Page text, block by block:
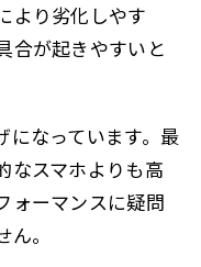
より劣化しやす
合が起きやすいと
になっています。最
なスマホよりも高
ォーマンスに疑問
。